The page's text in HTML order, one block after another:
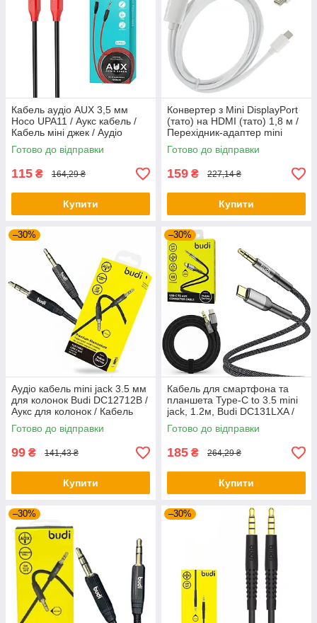
Кабель аудіо AUX 3,5 мм
Hoco UPA11 / Аукс кабель /
Кабель міні джек / Аудіо
кабель для колонок
Готово до відправки
115 ₴ 164,29 ₴
Купити
Конвертер з Mini DisplayPort
(тато) на HDMI (тато) 1,8 м /
Перехідник-адаптер mini
DisplayPort - HDMI
Готово до відправки
159 ₴ 227,14 ₴
Купити
–30%
Аудіо кабель mini jack 3.5 мм
для колонок Budi DC12712B /
Аукс для колонок / Кабель
міні джек / Кабель міні джек /
AUX кабель
Готово до відправки
99 ₴ 141,43 ₴
Купити
–30%
Кабель для смартфона та
планшета Type-C to 3.5 mini
jack, 1.2м, Budi DC131LXA /
Кабель для підключення
навушників / Аудіо кабель
Готово до відправки
185 ₴ 264,29 ₴
Купити
–30% –30%